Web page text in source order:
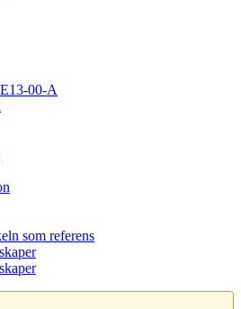
00-A
som referens